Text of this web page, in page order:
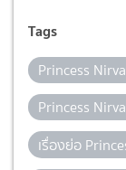
Tags
Princess
Princess
เรื่องย่อ